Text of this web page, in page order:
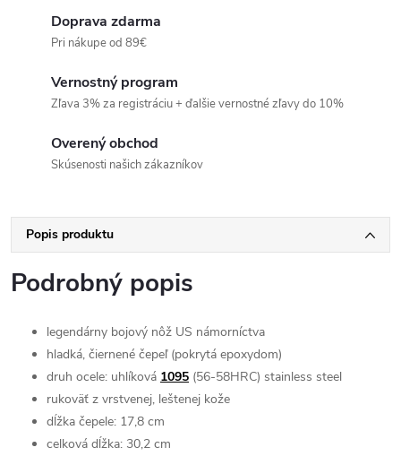
Doprava zdarma
Pri nákupe od 89€
Vernostný program
Zľava 3% za registráciu + ďalšie vernostné zľavy do 10%
Overený obchod
Skúsenosti našich zákazníkov
Popis produktu
Podrobný popis
legendárny bojový nôž US námorníctva
hladká, čiernené čepeľ (pokrytá epoxydom)
druh ocele: uhlíková 1095 (56-58HRC) stainless steel
rukoväť z vrstvenej, leštenej kože
dĺžka čepele: 17,8 cm
celková dĺžka: 30,2 cm